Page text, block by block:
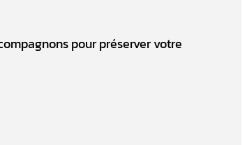
pour préserver votre